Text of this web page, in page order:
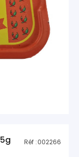
Réf :002266